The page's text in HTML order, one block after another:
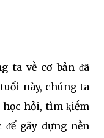
ta vḕ cơ bản ᵭã
này, chúng ta
học hỏi, tìm ⱪiḗm
ᵭể gȃy dựng nḕn